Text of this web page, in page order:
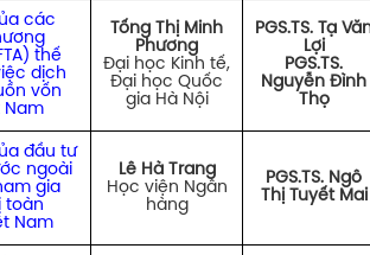
các
thế
dịch
vốn
Nam
Tống Thị Minh
Phương
Đại học Kinh tế,
Đại học Quốc
gia Hà Nội
PGS.TS. Tạ
Lợi
PGS.TS.
Nguyễn Đình
Thọ
đầu tư
ngoài
gia
toàn
Nam
Lê Hà Trang
Học viện Ngân
hàng
PGS.TS. Ngô
Thị Tuyết Mai